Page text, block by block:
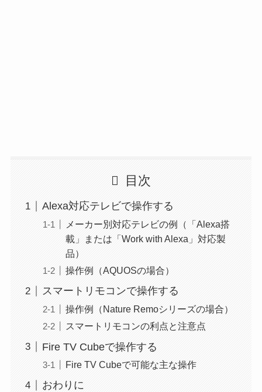
目次
Alexa対応テレビで操作する
メーカー別対応テレビの例（「Alexa搭
載」または「Work with Alexa」対応製
品）
操作例（AQUOSの場合）
スマートリモコンで操作する
操作例（Nature Remoシリーズの場合）
スマートリモコンの利点と注意点
Fire TV Cubeで操作する
Fire TV Cubeで可能な主な操作
おわりに